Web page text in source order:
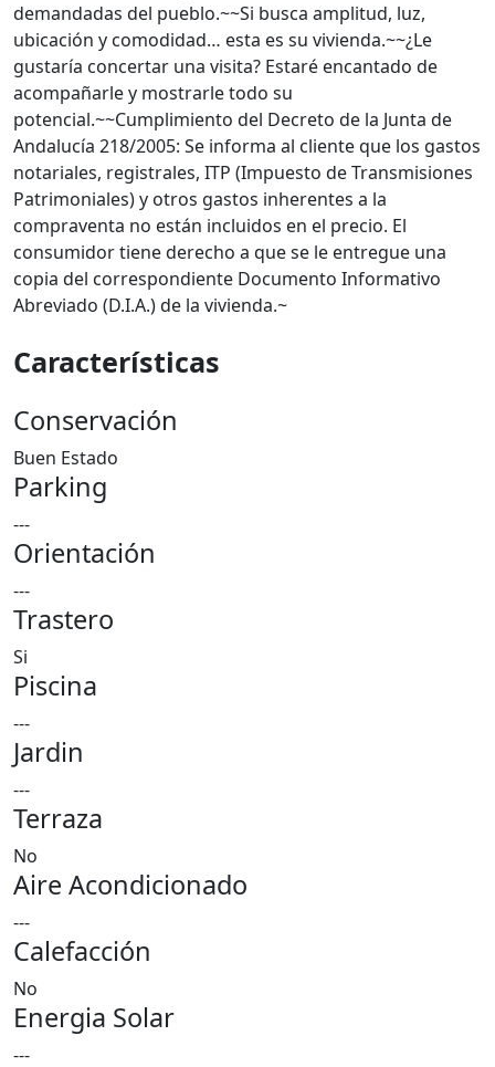
demandadas del pueblo.~~Si busca amplitud, luz,
ubicación y comodidad… esta es su vivienda.~~¿Le
gustaría concertar una visita? Estaré encantado de
acompañarle y mostrarle todo su
potencial.~~Cumplimiento del Decreto de la Junta de
Andalucía 218/2005: Se informa al cliente que los gastos
notariales, registrales, ITP (Impuesto de Transmisiones
Patrimoniales) y otros gastos inherentes a la
compraventa no están incluidos en el precio. El
consumidor tiene derecho a que se le entregue una
copia del correspondiente Documento Informativo
Abreviado (D.I.A.) de la vivienda.~
Características
Conservación
Buen Estado
Parking
---
Orientación
---
Trastero
Si
Piscina
---
Jardin
---
Terraza
No
Aire Acondicionado
---
Calefacción
No
Energia Solar
---